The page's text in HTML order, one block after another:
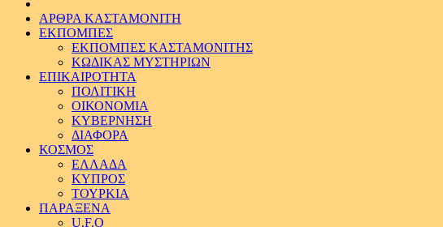
ΑΡΘΡΑ ΚΑΣΤΑΜΟΝΙΤΗ
ΕΚΠΟΜΠΕΣ
ΕΚΠΟΜΠΕΣ ΚΑΣΤΑΜΟΝΙΤΗΣ
ΚΩΔΙΚΑΣ ΜΥΣΤΗΡΙΩΝ
ΕΠΙΚΑΙΡΟΤΗΤΑ
ΠΟΛΙΤΙΚΗ
ΟΙΚΟΝΟΜΙΑ
ΚΥΒΕΡΝΗΣΗ
ΔΙΑΦΟΡΑ
ΚΟΣΜΟΣ
ΕΛΛΑΔΑ
ΚΥΠΡΟΣ
ΤΟΥΡΚΙΑ
ΠΑΡΑΞΕΝΑ
U.F.O